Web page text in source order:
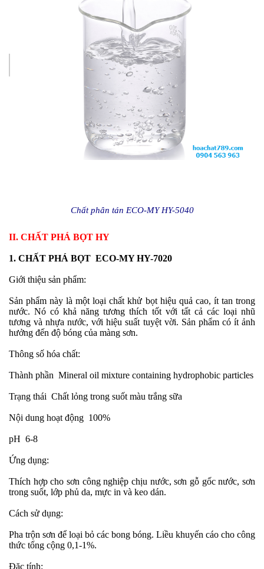
Chất phân tán ECO-MY HY-5040
II. CHẤT PHÁ BỌT HY
1. CHẤT PHÁ BỌT ECO-MY HY-7020
Giới thiệu sản phẩm:
Sản phẩm này là một loại chất khử bọt hiệu quả cao, ít tan trong
nước. Nó có khả năng tương thích tốt với tất cả các loại nhũ
tương và nhựa nước, với hiệu suất tuyệt vời. Sản phẩm có ít ảnh
hưởng đến độ bóng của màng sơn.
Thông số hóa chất:
Thành phần Mineral oil mixture containing hydrophobic particles
Trạng thái Chất lỏng trong suốt màu trắng sữa
Nội dung hoạt động 100%
pH 6-8
Ứng dụng:
Thích hợp cho sơn công nghiệp chịu nước, sơn gỗ gốc nước, sơn
trong suốt, lớp phủ da, mực in và keo dán.
Cách sử dụng:
Pha trộn sơn để loại bỏ các bong bóng. Liều khuyến cáo cho công
thức tổng cộng 0,1-1%.
Đặc tính: